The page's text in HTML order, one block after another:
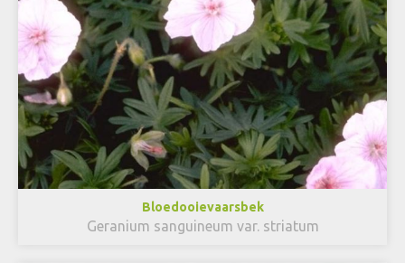
Bloedooievaarsbek
Geranium sanguineum var. striatum